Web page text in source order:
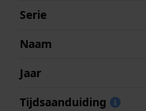
Serie
Naam
Jaar
Tijdsaanduiding